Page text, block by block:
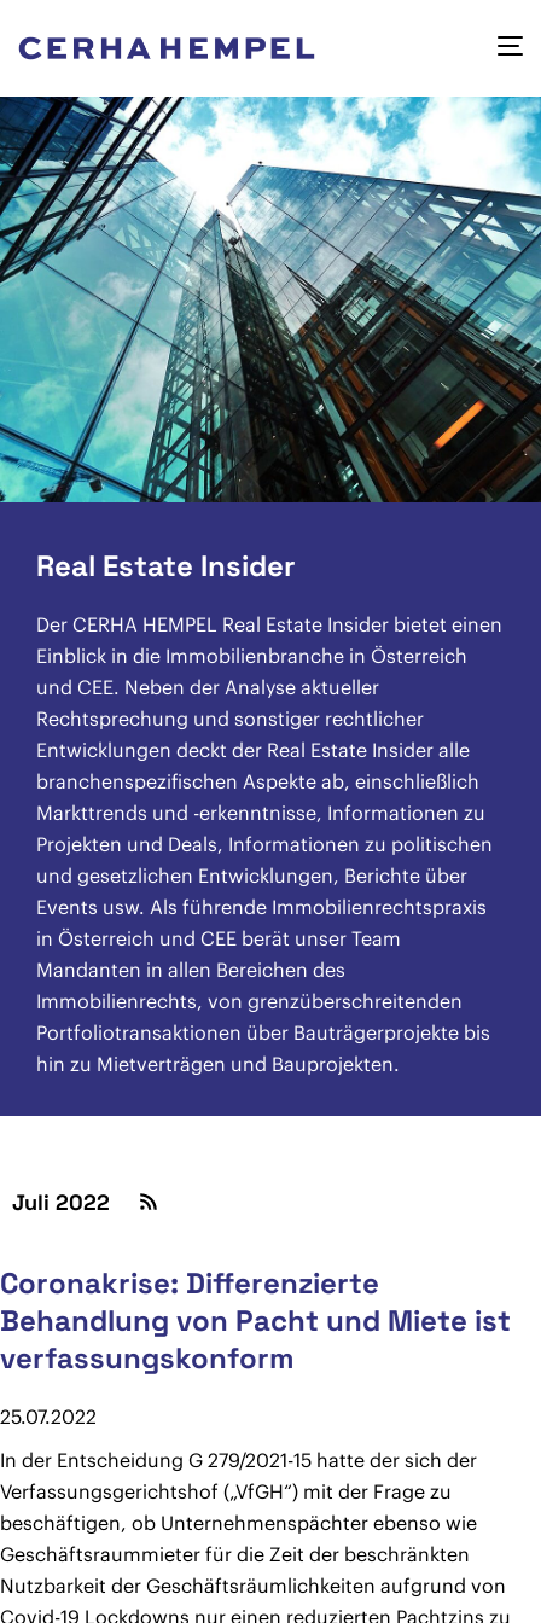
Real Estate Insider
Der CERHA HEMPEL Real Estate Insider bietet einen
Einblick in die Immobilienbranche in Österreich
und CEE. Neben der Analyse aktueller
Rechtsprechung und sonstiger rechtlicher
Entwicklungen deckt der Real Estate Insider alle
branchenspezifischen Aspekte ab, einschließlich
Markttrends und -erkenntnisse, Informationen zu
Projekten und Deals, Informationen zu politischen
und gesetzlichen Entwicklungen, Berichte über
Events usw. Als führende Immobilienrechtspraxis
in Österreich und CEE berät unser Team
Mandanten in allen Bereichen des
Immobilienrechts, von grenzüberschreitenden
Portfoliotransaktionen über Bauträgerprojekte bis
hin zu Mietverträgen und Bauprojekten.
Juli 2022
Coronakrise: Differenzierte
Behandlung von Pacht und Miete ist
verfassungskonform
25.07.2022
In der Entscheidung G 279/2021-15 hatte der sich der
Verfassungsgerichtshof („VfGH“) mit der Frage zu
beschäftigen, ob Unternehmenspächter ebenso wie
Geschäftsraummieter für die Zeit der beschränkten
Nutzbarkeit der Geschäftsräumlichkeiten aufgrund von
Covid-19 Lockdowns nur einen reduzierten Pachtzins zu